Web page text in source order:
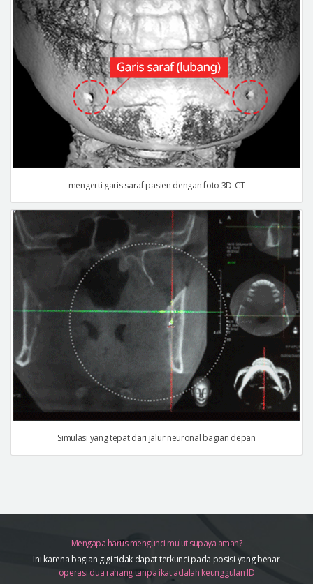
mengerti garis saraf pasien dengan foto 3D-CT
Simulasi yang tepat dari jalur neuronal bagian depan
Mengapa harus mengunci mulut supaya aman?
Ini karena bagian gigi tidak dapat terkunci pada posisi yang benar
operasi dua rahang tanpa ikat adalah keunggulan ID